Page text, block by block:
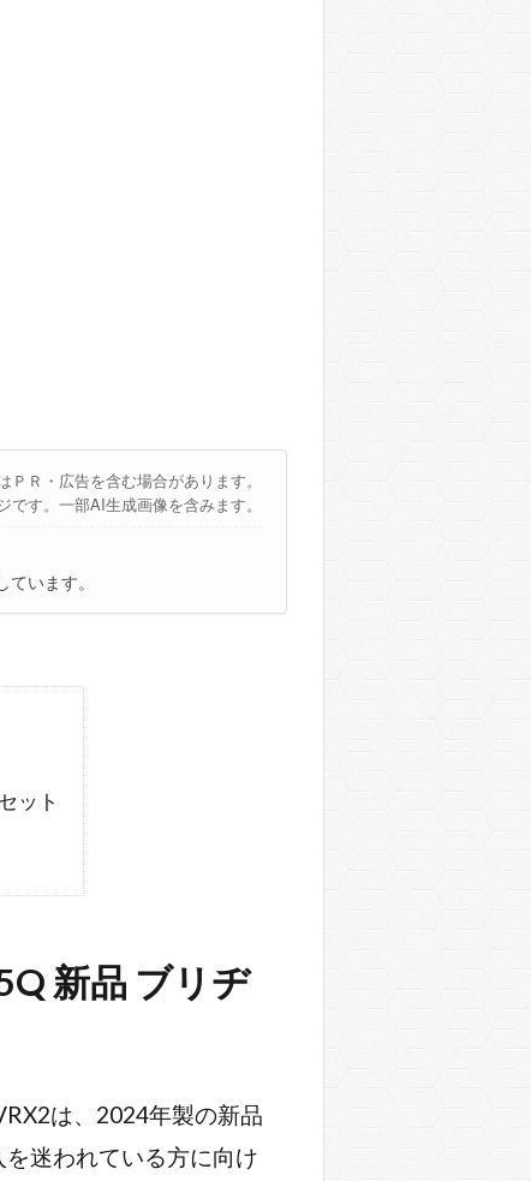
ＰＲ・広告を含む場合があります。
です。一部AI生成画像を含みます。
います。
ット
新品 ブリヂ
は、2024年製の新品
迷われている方に向け